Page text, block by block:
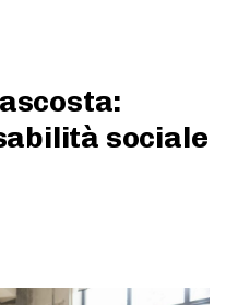
sociale